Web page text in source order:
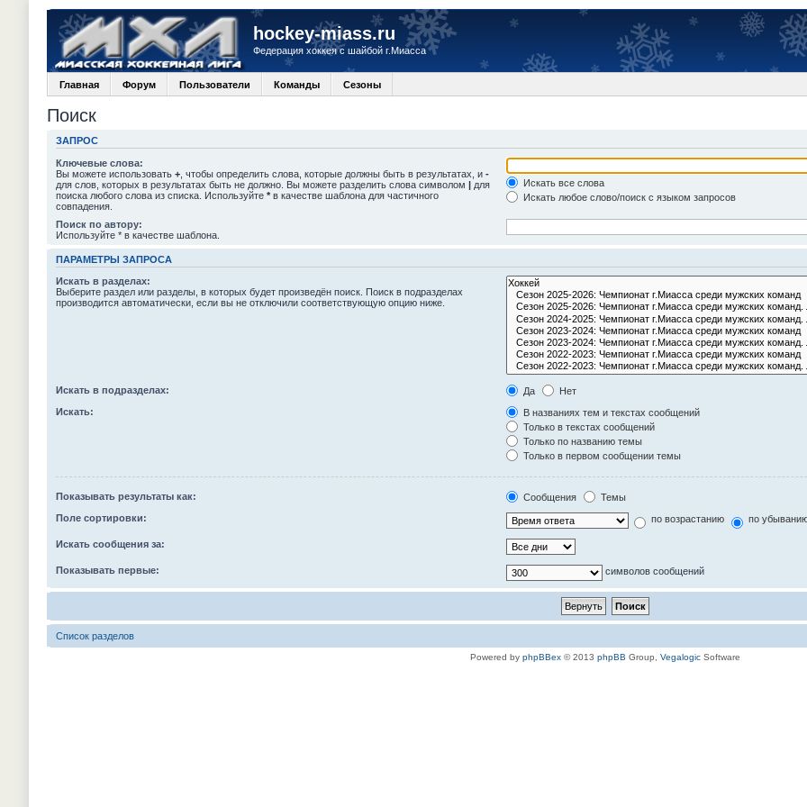
hockey-miass.ru
Федерация хоккея с шайбой г.Миасса
Главная Форум Пользователи Команды Сезоны
Поиск
ЗАПРОС
Ключевые слова:
Вы можете использовать + , чтобы определить слова, которые должны быть в результатах, и -
для слов, которых в результатах быть не должно. Вы можете разделить слова символом | для
поиска любого слова из списка. Используйте * в качестве шаблона для частичного
совпадения.
Искать все слова
Искать любое слово/поиск с языком запросов
Поиск по автору:
Используйте * в качестве шаблона.
ПАРАМЕТРЫ ЗАПРОСА
Искать в разделах:
Выберите раздел или разделы, в которых будет произведён поиск. Поиск в подразделах
производится автоматически, если вы не отключили соответствующую опцию ниже.
Искать в подразделах: Да
Нет
Искать:
В названиях тем и текстах сообщений
Только в текстах сообщений
Только по названию темы
Только в первом сообщении темы
Показывать результаты как: Сообщения
Темы
Поле сортировки:
по возрастанию по
Искать сообщения за:
Показывать первые: символов сообщений
Список разделов
Powered by phpBBex © 2013 phpBB Group, Vegalogic Software